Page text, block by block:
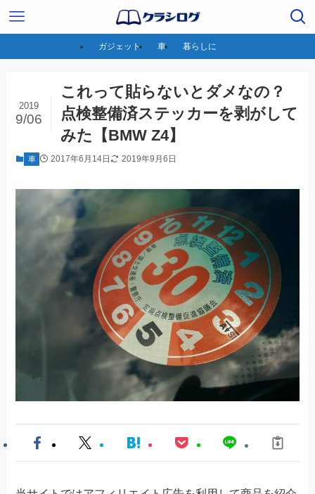
ガジェット 車 暮らしに
これって貼らないとダメなの？
点検整備済ステッカーを剥がして
みた【BMW Z4】
2019
9/06
車 2017年6月14日 2019年9月6日